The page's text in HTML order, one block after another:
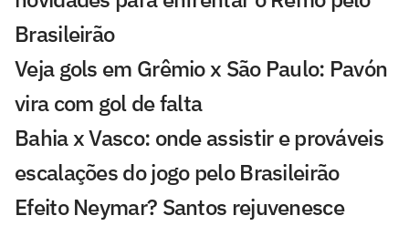
Brasileirão
Veja gols em Grêmio x São Paulo: Pavón
vira com gol de falta
Bahia x Vasco: onde assistir e prováveis
escalações do jogo pelo Brasileirão
Efeito Neymar? Santos rejuvenesce